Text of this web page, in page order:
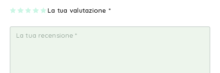
La tua valutazione *
1
a
2
e
su
5
3
e
su
5
4
e
su
5
5
e
su
5